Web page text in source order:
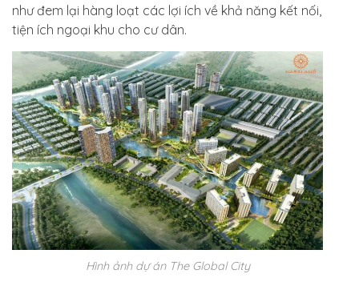
như đem lại hàng loạt các lợi ích về khả năng kết nối,
tiện ích ngoại khu cho cư dân.
Hình ảnh dự án The Global City